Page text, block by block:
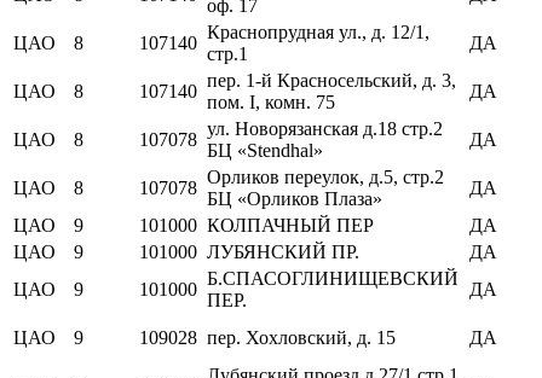
оф. 17
ЦАО 8 107140
Краснопрудная ул., д. 12/1,
стр.1
ДА
ЦАО 8 107140
пер. 1-й Красносельский, д. 3,
пом. I, комн. 75
ДА
ЦАО 8 107078
ул. Новорязанская д.18 стр.2
БЦ «Stendhal»
ДА
ЦАО 8 107078
Орликов переулок, д.5, стр.2
БЦ «Орликов Плаза»
ДА
ЦАО
9 101000 КОЛПАЧНЫЙ ПЕР
ДА
ЦАО
9 101000 ЛУБЯНСКИЙ ПР.
ДА
ЦАО
9 101000
Б.СПАСОГЛИНИЩЕВСКИЙ
ПЕР.
ДА
ЦАО 9 109028 пер. Хохловский, д. 15 ДА